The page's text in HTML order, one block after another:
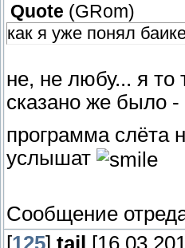
Quote (GRom)
как я уже понял
не, не любу... я
сказано же было
программа слёта
услышат
Сообщение
[125] tail